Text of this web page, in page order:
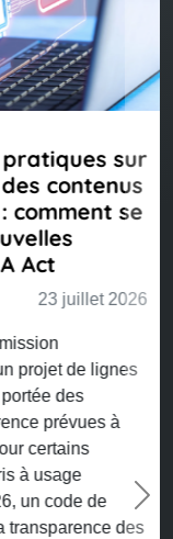
sur
se
juillet 2026
de lignes
à
de
des